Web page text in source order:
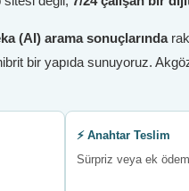
(AI) arama sonuçlarında
bir yapıda sunuyoruz.
⚡ Anahtar Teslim
Sürpriz veya ek